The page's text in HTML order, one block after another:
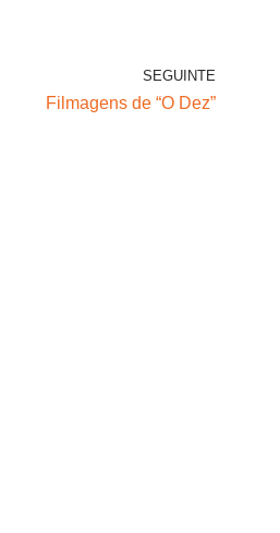
SEGUINTE
Filmagens de “O Dez”